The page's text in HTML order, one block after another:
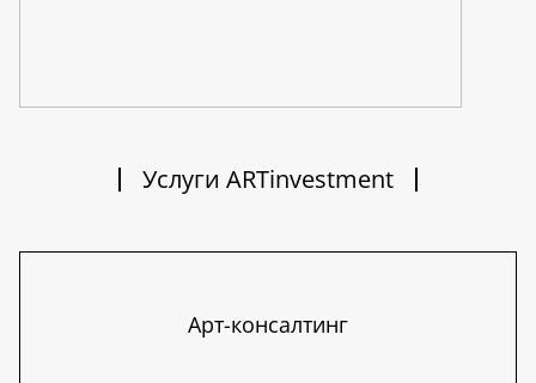
Услуги ARTinvestment
Арт-консалтинг